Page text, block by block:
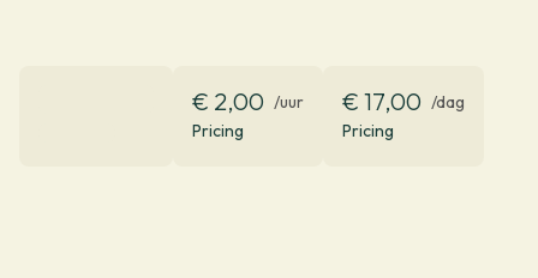
€ 2,00 /uur
Pricing
€ 17,00 /dag
Pricing